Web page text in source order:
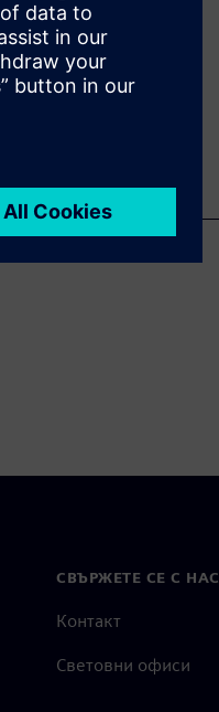
СВЪРЖЕТЕ СЕ С НАС
Контакт
Световни офиси